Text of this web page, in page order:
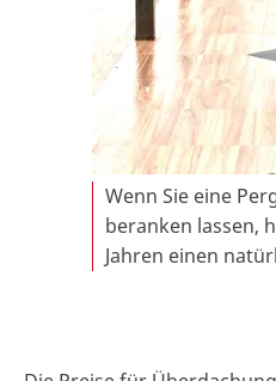
Wenn Sie eine
beranken lassen,
Jahren einen